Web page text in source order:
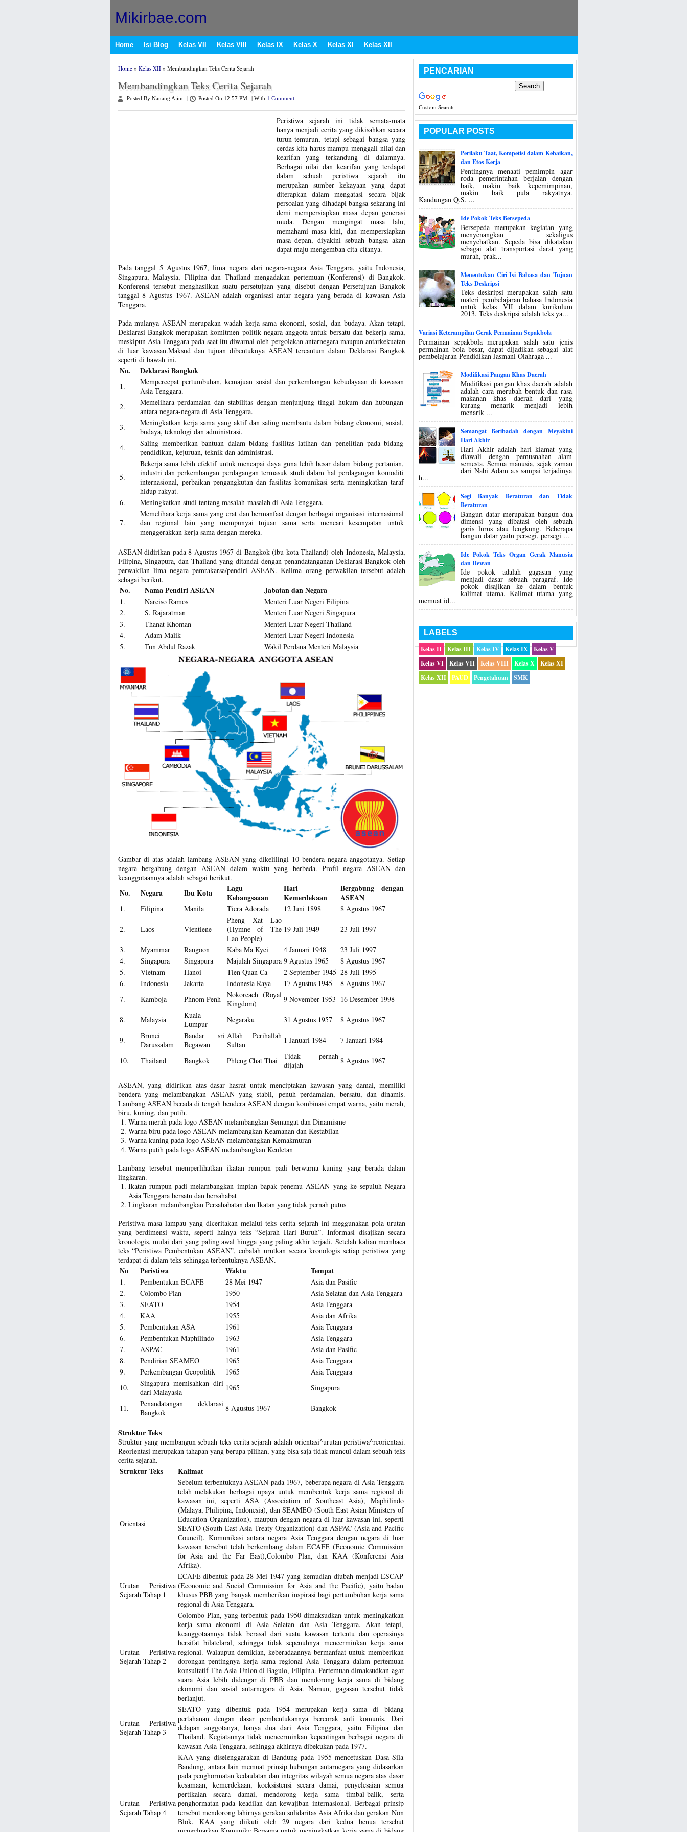
Mikirbae.com
Home Isi Blog Kelas VII Kelas VIII Kelas IX Kelas X Kelas XI Kelas XII
Home» Kelas XII» Membandingkan Teks Cerita Sejarah
Membandingkan Teks Cerita Sejarah
Posted By Nanang Ajim Posted On 12:57 PM With 1 Comment
Peristiwa sejarah ini tidak semata-mata
hanya menjadi cerita yang dikisahkan secara
turun-temurun, tetapi sebagai bangsa yang
cerdas kita harus mampu menggali nilai dan
kearifan yang terkandung di dalamnya.
Berbagai nilai dan kearifan yang terdapat
dalam sebuah peristiwa sejarah itu
merupakan sumber kekayaan yang dapat
diterapkan dalam mengatasi secara bijak
persoalan yang dihadapi bangsa sekarang ini
demi mempersiapkan masa depan generasi
muda. Dengan mengingat masa lalu,
memahami masa kini, dan mempersiapkan
masa depan, diyakini sebuah bangsa akan
dapat maju mengemban cita-citanya.
Pada tanggal 5 Agustus 1967, lima negara dari negara-negara Asia Tenggara, yaitu Indonesia,
Singapura, Malaysia, Filipina dan Thailand mengadakan pertemuan (Konferensi) di Bangkok.
Konferensi tersebut menghasilkan suatu persetujuan yang disebut dengan Persetujuan Bangkok
tanggal 8 Agustus 1967. ASEAN adalah organisasi antar negara yang berada di kawasan Asia
Tenggara.
Pada mulanya ASEAN merupakan wadah kerja sama ekonomi, sosial, dan budaya. Akan tetapi,
Deklarasi Bangkok merupakan komitmen politik negara anggota untuk bersatu dan bekerja sama,
meskipun Asia Tenggara pada saat itu diwarnai oleh pergolakan antarnegara maupun antarkekuatan
di luar kawasan.Maksud dan tujuan dibentuknya ASEAN tercantum dalam Deklarasi Bangkok
seperti di bawah ini.
No. Deklarasi Bangkok
1.
Mempercepat pertumbuhan, kemajuan sosial dan perkembangan kebudayaan di kawasan
Asia Tenggara.
2.
Memelihara perdamaian dan stabilitas dengan menjunjung tinggi hukum dan hubungan
antara negara-negara di Asia Tenggara.
3.
Meningkatkan kerja sama yang aktif dan saling membantu dalam bidang ekonomi, sosial,
budaya, teknologi dan administrasi.
4.
Saling memberikan bantuan dalam bidang fasilitas latihan dan penelitian pada bidang
pendidikan, kejuruan, teknik dan administrasi.
5.
Bekerja sama lebih efektif untuk mencapai daya guna lebih besar dalam bidang pertanian,
industri dan perkembangan perdagangan termasuk studi dalam hal perdagangan komoditi
internasional, perbaikan pengangkutan dan fasilitas komunikasi serta meningkatkan taraf
hidup rakyat.
6.
Meningkatkan studi tentang masalah-masalah di Asia Tenggara.
7.
Memelihara kerja sama yang erat dan bermanfaat dengan berbagai organisasi internasional
dan regional lain yang mempunyai tujuan sama serta mencari kesempatan untuk
menggerakkan kerja sama dengan mereka.
ASEAN didirikan pada 8 Agustus 1967 di Bangkok (ibu kota Thailand) oleh Indonesia, Malaysia,
Filipina, Singapura, dan Thailand yang ditandai dengan penandatanganan Deklarasi Bangkok oleh
perwakilan lima negara pemrakarsa/pendiri ASEAN. Kelima orang perwakilan tersebut adalah
sebagai berikut.
No. Nama Pendiri ASEAN Jabatan dan Negara
1. Narciso Ramos
Menteri Luar Negeri Filipina
2.
S. Rajaratman
Menteri Luar Negeri Singapura
3.
Thanat Khoman
Menteri Luar Negeri Thailand
4.
Adam Malik
Menteri Luar Negeri Indonesia
5.
Tun Abdul Razak Wakil Perdana Menteri Malaysia
Gambar di atas adalah lambang ASEAN yang dikelilingi 10 bendera negara anggotanya. Setiap
negara bergabung dengan ASEAN dalam waktu yang berbeda. Profil negara ASEAN dan
keanggotaannya adalah sebagai berikut.
No. Negara Ibu Kota
Lagu
Kebangsaaan
Hari
Kemerdekaan
Bergabung dengan
ASEAN
1. Filipina Manila Tiera Adorada 12 Juni 1898 8 Agustus 1967
2. Laos Vientiene
Pheng Xat Lao
(Hymne of The
Lao People)
19 Juli 1949 23 Juli 1997
3. Myammar Rangoon Kaba Ma Kyei 4 Januari 1948
23 Juli 1997
4.
Singapura Singapura Majulah Singapura 9 Agustus 1965
8 Agustus 1967
5.
Vietnam Hanoi Tien Quan Ca 2 September 1945 28 Juli 1995
6.
Indonesia Jakarta Indonesia Raya 17 Agustus 1945
8 Agustus 1967
7.
Kamboja Phnom Penh
Nokoreach (Royal
Kingdom)
9 November 1953 16 Desember 1998
8. Malaysia
Kuala
Lumpur
Negaraku 31 Agustus 1957 8 Agustus 1967
9.
Brunei
Darussalam
Bandar sri
Begawan
Allah Perihallah
Sultan
1 Januari 1984 7 Januari 1984
10. Thailand Bangkok Phleng Chat Thai
Tidak pernah
dijajah
8 Agustus 1967
ASEAN, yang didirikan atas dasar hasrat untuk menciptakan kawasan yang damai, memiliki
bendera yang melambangkan ASEAN yang stabil, penuh perdamaian, bersatu, dan dinamis.
Lambang ASEAN berada di tengah bendera ASEAN dengan kombinasi empat warna, yaitu merah,
biru, kuning, dan putih.
Warna merah pada logo ASEAN melambangkan Semangat dan Dinamisme
Warna biru pada logo ASEAN melambangkan Keamanan dan Kestabilan
Warna kuning pada logo ASEAN melambangkan Kemakmuran
Warna putih pada logo ASEAN melambangkan Keuletan
Lambang tersebut memperlihatkan ikatan rumpun padi berwarna kuning yang berada dalam
lingkaran.
Ikatan rumpun padi melambangkan impian bapak penemu ASEAN yang ke sepuluh Negara
Asia Tenggara bersatu dan bersahabat
Lingkaran melambangkan Persahabatan dan Ikatan yang tidak pernah putus
Peristiwa masa lampau yang diceritakan melalui teks cerita sejarah ini meggunakan pola urutan
yang berdimensi waktu, seperti halnya teks “Sejarah Hari Buruh”. Informasi disajikan secara
kronologis, mulai dari yang paling awal hingga yang paling akhir terjadi. Setelah kalian membaca
teks “Peristiwa Pembentukan ASEAN”, cobalah urutkan secara kronologis setiap peristiwa yang
terdapat di dalam teks sehingga terbentuknya ASEAN.
No Peristiwa Waktu Tempat
1. Pembentukan ECAFE 28 Mei 1947
Asia dan Pasific
2.
Colombo Plan 1950
Asia Selatan dan Asia Tenggara
3.
SEATO 1954
Asia Tenggara
4.
KAA 1955
Asia dan Afrika
5.
Pembentukan ASA 1961
Asia Tenggara
6.
Pembentukan Maphilindo 1963
Asia Tenggara
7.
ASPAC 1961
Asia dan Pasific
8.
Pendirian SEAMEO 1965
Asia Tenggara
9.
Perkembangan Geopolitik 1965
Asia Tenggara
10.
Singapura memisahkan diri
dari Malayasia
1965 Singapura
11.
Penandatangan deklarasi
Bangkok
8 Agustus 1967 Bangkok
Struktur Teks
Struktur yang membangun sebuah teks cerita sejarah adalah orientasi^urutan peristiwa^reorientasi.
Reorientasi merupakan tahapan yang berupa pilihan, yang bisa saja tidak muncul dalam sebuah teks
cerita sejarah.
Struktur Teks Kalimat
Orientasi
Sebelum terbentuknya ASEAN pada 1967, beberapa negara di Asia Tenggara
telah melakukan berbagai upaya untuk membentuk kerja sama regional di
kawasan ini, seperti ASA (Association of Southeast Asia), Maphilindo
(Malaya, Philipina, Indonesia), dan SEAMEO (South East Asian Ministers of
Education Organization), maupun dengan negara di luar kawasan ini, seperti
SEATO (South East Asia Treaty Organization) dan ASPAC (Asia and Pacific
Council). Komunikasi antara negara Asia Tenggara dengan negara di luar
kawasan tersebut telah berkembang dalam ECAFE (Economic Commission
for Asia and the Far East),Colombo Plan, dan KAA (Konferensi Asia
Afrika).
Urutan Peristiwa
Sejarah Tahap 1
ECAFE dibentuk pada 28 Mei 1947 yang kemudian diubah menjadi ESCAP
(Economic and Social Commission for Asia and the Pacific), yaitu badan
khusus PBB yang banyak memberikan inspirasi bagi pertumbuhan kerja sama
regional di Asia Tenggara.
Urutan Peristiwa
Sejarah Tahap 2
Colombo Plan, yang terbentuk pada 1950 dimaksudkan untuk meningkatkan
kerja sama ekonomi di Asia Selatan dan Asia Tenggara. Akan tetapi,
keanggotaannya tidak berasal dari suatu kawasan tertentu dan operasinya
bersifat bilatelaral, sehingga tidak sepenuhnya mencerminkan kerja sama
regional. Walaupun demikian, keberadaannya bermanfaat untuk memberikan
dorongan pentingnya kerja sama regional Asia Tenggara dalam pertemuan
konsultatif The Asia Union di Baguio, Filipina. Pertemuan dimaksudkan agar
suara Asia lebih didengar di PBB dan mendorong kerja sama di bidang
ekonomi dan sosial antarnegara di Asia. Namun, gagasan tersebut tidak
berlanjut.
Urutan Peristiwa
Sejarah Tahap 3
SEATO yang dibentuk pada 1954 merupakan kerja sama di bidang
pertahanan dengan dasar pembentukannya bercorak anti komunis. Dari
delapan anggotanya, hanya dua dari Asia Tenggara, yaitu Filipina dan
Thailand. Kegiatannya tidak mencerminkan kepentingan berbagai negara di
kawasan Asia Tenggara, sehingga akhirnya dibekukan pada 1977.
Urutan Peristiwa
Sejarah Tahap 4
KAA yang diselenggarakan di Bandung pada 1955 mencetuskan Dasa Sila
Bandung, antara lain memuat prinsip hubungan antarnegara yang didasarkan
pada penghormatan kedaulatan dan integritas wilayah semua negara atas dasar
kesamaan, kemerdekaan, koeksistensi secara damai, penyelesaian semua
pertikaian secara damai, mendorong kerja sama timbal-balik, serta
penghormatan pada keadilan dan kewajiban internasional. Berbagai prinsip
tersebut mendorong lahirnya gerakan solidaritas Asia Afrika dan gerakan Non
Blok. KAA yang diikuti oleh 29 negara dari kedua benua tersebut
PENCARIAN
Custom Search
POPULAR POSTS
Perilaku Taat, Kompetisi dalam Kebaikan,
dan Etos Kerja
Pentingnya menaati pemimpin agar
roda pemerintahan berjalan dengan
baik, makin baik kepemimpinan,
makin baik pula rakyatnya.
Kandungan Q.S. ...
Ide Pokok Teks Bersepeda
Bersepeda merupakan kegiatan yang
menyenangkan sekaligus
menyehatkan. Sepeda bisa dikatakan
sebagai alat transportasi darat yang
murah, prak...
Menentukan Ciri Isi Bahasa dan Tujuan
Teks Deskripsi
Teks deskripsi merupakan salah satu
materi pembelajaran bahasa Indonesia
untuk kelas VII dalam kurikulum
2013. Teks deskripsi adalah teks ya...
Variasi Keterampilan Gerak Permainan Sepakbola
Permainan sepakbola merupakan salah satu jenis
permainan bola besar, dapat dijadikan sebagai alat
pembelajaran Pendidikan Jasmani Olahraga ...
Modifikasi Pangan Khas Daerah
Modifikasi pangan khas daerah adalah
adalah cara merubah bentuk dan rasa
makanan khas daerah dari yang
kurang menarik menjadi lebih
menarik ...
Semangat Beribadah dengan Meyakini
Hari Akhir
Hari Akhir adalah hari kiamat yang
diawali dengan pemusnahan alam
semesta. Semua manusia, sejak zaman
dari Nabi Adam a.s sampai terjadinya
h...
Segi Banyak Beraturan dan Tidak
Beraturan
Bangun datar merupakan bangun dua
dimensi yang dibatasi oleh sebuah
garis lurus atau lengkung. Beberapa
bangun datar yaitu persegi, persegi ...
Ide Pokok Teks Organ Gerak Manusia
dan Hewan
Ide pokok adalah gagasan yang
menjadi dasar sebuah paragraf. Ide
pokok disajikan ke dalam bentuk
kalimat utama. Kalimat utama yang
memuat id...
LABELS
Kelas II
Kelas III Kelas IV Kelas IX
Kelas V
Kelas VI
Kelas VII Kelas VIII Kelas X
Kelas XI
Kelas XII
PAUD Pengetahuan SMK